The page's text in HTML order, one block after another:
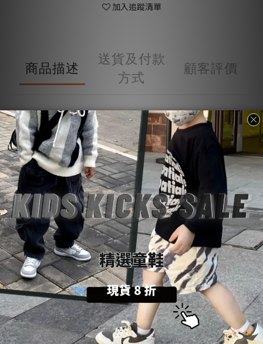
加入追蹤清單
商品描述
送貨及付款
方式
顧客評價
商品描述
💡 購物前請詳閱：【SoulKids購物須知與條約】
💬 商品諮詢與建議：【聯繫官方@LINE客